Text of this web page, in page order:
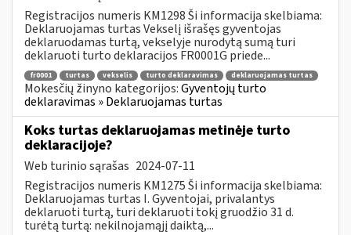
Registracijos numeris KM1298 Ši informacija skelbiama:
Deklaruojamas turtas Vekselį išrašęs gyventojas
deklaruodamas turtą, vekselyje nurodytą sumą turi
deklaruoti turto deklaracijos FR0001G priede...
fr0001 turtas vekselis turto deklaravimas deklaruojamas turtas
Mokesčių žinyno kategorijos:Gyventojų turto
deklaravimas » Deklaruojamas turtas
Koks turtas deklaruojamas metinėje turto
deklaracijoje?
Web turinio sąrašas 2024-07-11
Registracijos numeris KM1275 Ši informacija skelbiama:
Deklaruojamas turtas I. Gyventojai, privalantys
deklaruoti turtą, turi deklaruoti tokį gruodžio 31 d.
turėtą turtą: nekilnojamąjį daiktą,...